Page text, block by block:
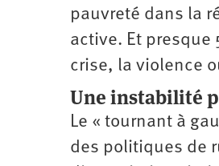
pauvreté dans la
active. Et presque
crise, la violence
Une instabilité
Le « tournant à
des politiques de